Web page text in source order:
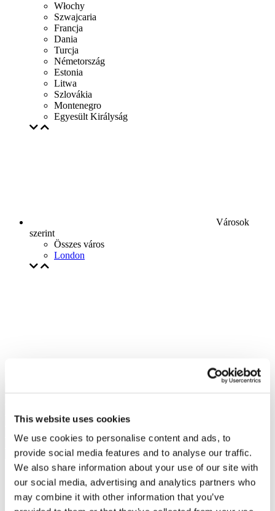
This website uses cookies
We use cookies to personalise content and ads, to
provide social media features and to analyse our traffic.
We also share information about your use of our site with
our social media, advertising and analytics partners who
may combine it with other information that you’ve
Włochy
Szwajcaria
Francja
Dania
Turcja
Németország
Estonia
Litwa
Szlovákia
Montenegro
Egyesült Királyság
Városok
szerint
Összes város
London